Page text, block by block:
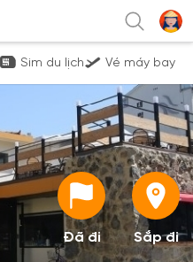
Sim du lịch Vé máy bay
Đã đi Sắp đi